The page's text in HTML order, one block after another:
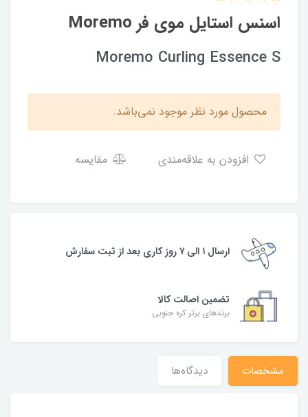
اسنس استایل موی فر Moremo
Moremo Curling Essence S
محصول مورد نظر موجود نمی‌باشد.
مقایسه
ارسال ۱ الی ۷ روز کاری بعد از ثبت سفارش
تضمین اصالت کالا
برندهای برتر کره جنوبی
مشخصات دیدگاه‌ها